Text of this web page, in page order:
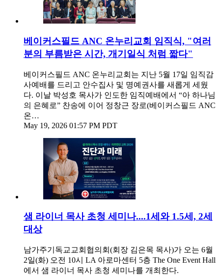
베이커스필드 ANC 온누리교회 임직식, "여러
분의 부름받은 시간, 개기일식 처럼 짧다"
베이커스필드 ANC 온누리교회는 지난 5월 17일 임직감
사예배를 드리고 안수집사 및 명예권사를 새롭게 세웠
다. 이날 박성호 목사가 인도한 임직예배에서 “아 하나님
의 은혜로” 찬송에 이어 정창근 장로(베이커스필드 ANC
온…
May 19, 2026 01:57 PM PDT
샘 라이너 목사 초청 세미나....1세와 1.5세, 2세
대상
남가주기독교교회협의회(회장 김은목 목사)가 오는 6월
2일(화) 오전 10시 LA 아로마센터 5층 The One Event Hall
에서 샘 라이너 목사 초청 세미나를 개최한다.